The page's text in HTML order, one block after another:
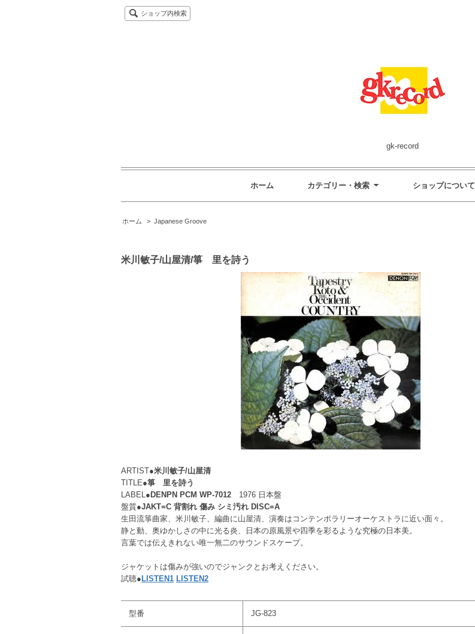
ショップ内検索
gk-record
ホーム カテゴリー・検索 ショップについて
ホーム > Japanese Groove
米川敏子/山屋清/箏 里を詩う
ARTIST●米川敏子/山屋清
TITLE●箏 里を詩う
LABEL● DENPN PCM WP-7012 1976 日本盤
盤質●JAKT=C 背割れ 傷み シミ汚れ DISC=A
生田流箏曲家、米川敏子、編曲に山屋清、演奏はコンテンポラリーオーケストラに近い面々。
静と動、奥ゆかしさの中に光る炎、日本の原風景や四季を彩るような究極の日本美。
言葉では伝えきれない唯一無二のサウンドスケープ。
ジャケットは傷みが強いのでジャンクとお考えください。
試聴● LISTEN1 LISTEN2
型番 JG-823